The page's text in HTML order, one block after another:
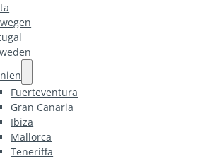
Fuerteventura
Gran Canaria
Ibiza
Mallorca
Teneriffa